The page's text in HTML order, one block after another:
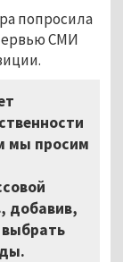
попросила
СМИ
мы просим
добавив,